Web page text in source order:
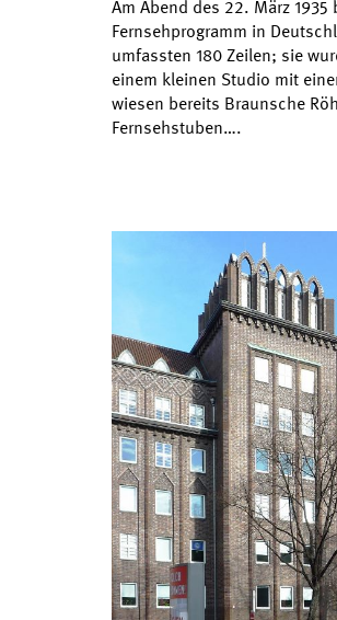
Am Abend des 22. März
Fernsehprogramm in
umfassten 180 Zeilen; sie
einem kleinen Studio mit
wiesen bereits Braunsche
Fernsehstuben….